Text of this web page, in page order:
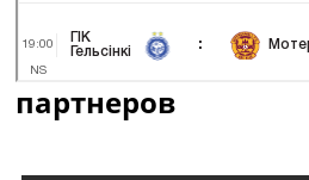
партнеров